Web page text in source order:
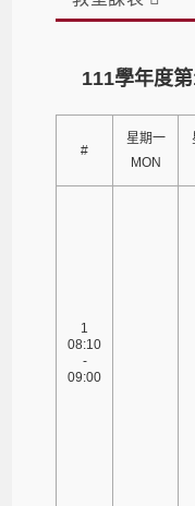
111學年度
#
星期一
MON
1
08:10
-
09:00